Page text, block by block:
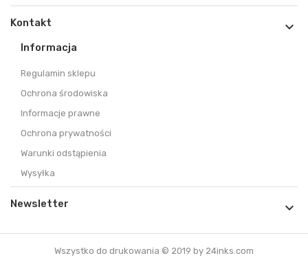
Kontakt 
Informacja
Regulamin sklepu
Ochrona środowiska
Informacje prawne
Ochrona prywatności
Warunki odstąpienia
Wysyłka
Newsletter 
Wszystko do drukowania © 2019 by 24inks.com